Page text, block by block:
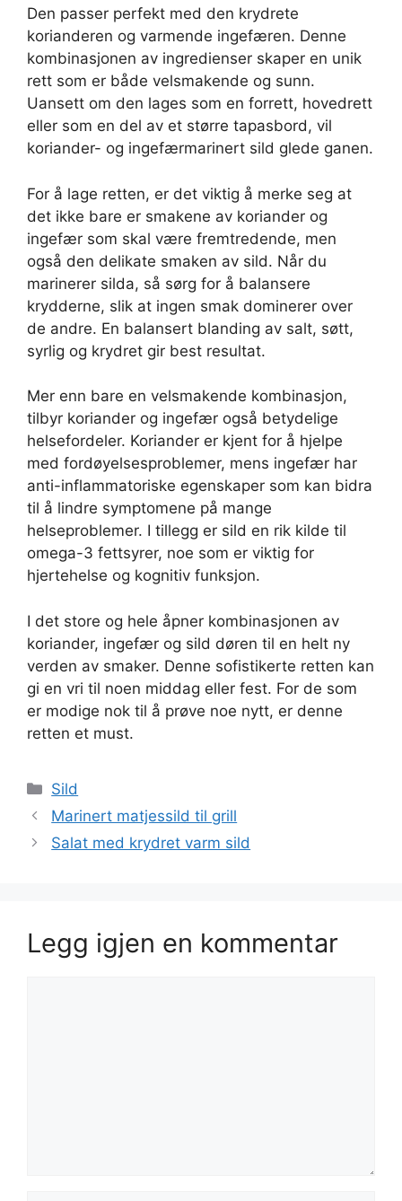
Den passer perfekt med den krydrete
korianderen og varmende ingefæren. Denne
kombinasjonen av ingredienser skaper en unik
rett som er både velsmakende og sunn.
Uansett om den lages som en forrett, hovedrett
eller som en del av et større tapasbord, vil
koriander- og ingefærmarinert sild glede ganen.
For å lage retten, er det viktig å merke seg at
det ikke bare er smakene av koriander og
ingefær som skal være fremtredende, men
også den delikate smaken av sild. Når du
marinerer silda, så sørg for å balansere
krydderne, slik at ingen smak dominerer over
de andre. En balansert blanding av salt, søtt,
syrlig og krydret gir best resultat.
Mer enn bare en velsmakende kombinasjon,
tilbyr koriander og ingefær også betydelige
helsefordeler. Koriander er kjent for å hjelpe
med fordøyelsesproblemer, mens ingefær har
anti-inflammatoriske egenskaper som kan bidra
til å lindre symptomene på mange
helseproblemer. I tillegg er sild en rik kilde til
omega-3 fettsyrer, noe som er viktig for
hjertehelse og kognitiv funksjon.
I det store og hele åpner kombinasjonen av
koriander, ingefær og sild døren til en helt ny
verden av smaker. Denne sofistikerte retten kan
gi en vri til noen middag eller fest. For de som
er modige nok til å prøve noe nytt, er denne
retten et must.
Kategorier
Sild
Marinert matjessild til grill
Salat med krydret varm sild
Legg igjen en kommentar